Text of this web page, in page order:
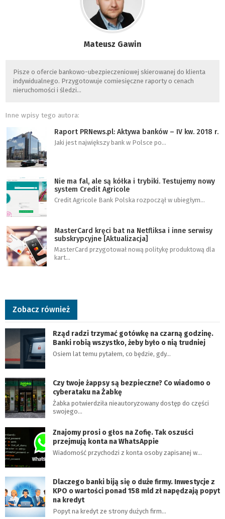
Mateusz Gawin
Pisze o ofercie bankowo-ubezpieczeniowej skierowanej do klienta
indywidualnego. Przygotowuje comiesięczne raporty o cenach
nieruchomości i śledzi…
Inne wpisy tego autora:
Raport PRNews.pl: Aktywa banków – IV kw. 2018 r.
Jaki jest największy bank w Polsce po…
Nie ma fal, ale są kółka i trybiki. Testujemy nowy
system Credit Agricole
Credit Agricole Bank Polska rozpoczął w ubiegłym…
MasterCard kręci bat na Netfliksa i inne serwisy
subskrypcyjne [Aktualizacja]
MasterCard przygotował nową politykę produktową dla
kart…
Zobacz również
Rząd radzi trzymać gotówkę na czarną godzinę.
Banki robią wszystko, żeby było o nią trudniej
Osiem lat temu pytałem, co będzie, gdy…
Czy twoje żappsy są bezpieczne? Co wiadomo o
cyberataku na Żabkę
Żabka potwierdziła nieautoryzowany dostęp do części
swojego…
Znajomy prosi o głos na Zofię. Tak oszuści
przejmują konta na WhatsAppie
Wiadomość przychodzi z konta osoby zapisanej w…
Dlaczego banki biją się o duże firmy. Inwestycje z
KPO o wartości ponad 158 mld zł napędzają popyt
na kredyt
Popyt na kredyt ze strony dużych firm…